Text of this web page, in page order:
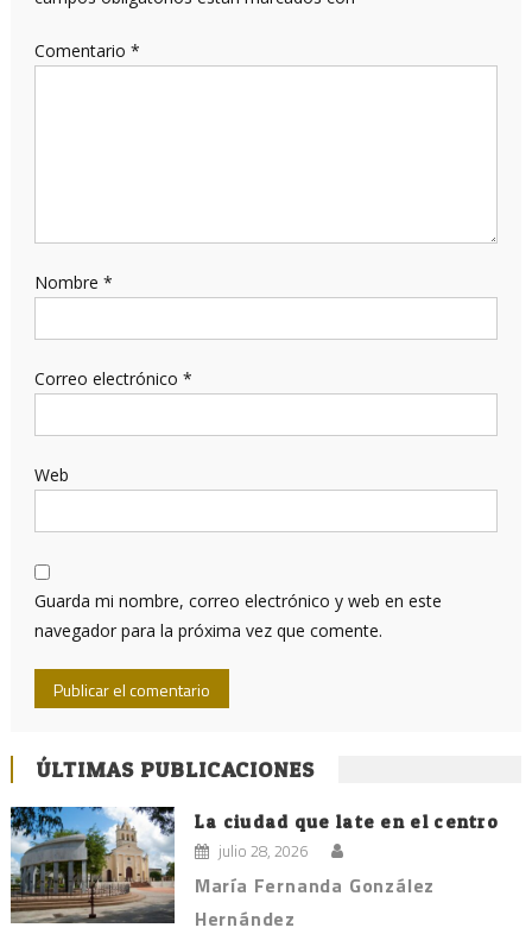
Comentario *
Nombre *
Correo electrónico *
Web
Guarda mi nombre, correo electrónico y web en este
navegador para la próxima vez que comente.
ÚLTIMAS PUBLICACIONES
La ciudad que late en el centro
julio 28, 2026
María Fernanda González
Hernández